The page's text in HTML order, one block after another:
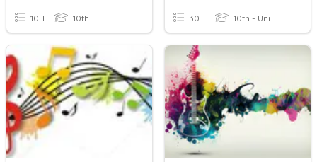
10 T 10th 30 T 10th - Uni